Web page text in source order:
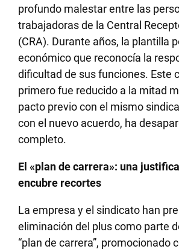
profundo malestar entre las
trabajadoras de la Central
(CRA). Durante años, la plantilla
económico que reconocía la
dificultad de sus funciones. Este
primero fue reducido a la mitad
pacto previo con el mismo
con el nuevo acuerdo, ha
completo.
El «plan de carrera»: una
encubre recortes
La empresa y el sindicato han
eliminación del plus como parte
“plan de carrera”, promocionado